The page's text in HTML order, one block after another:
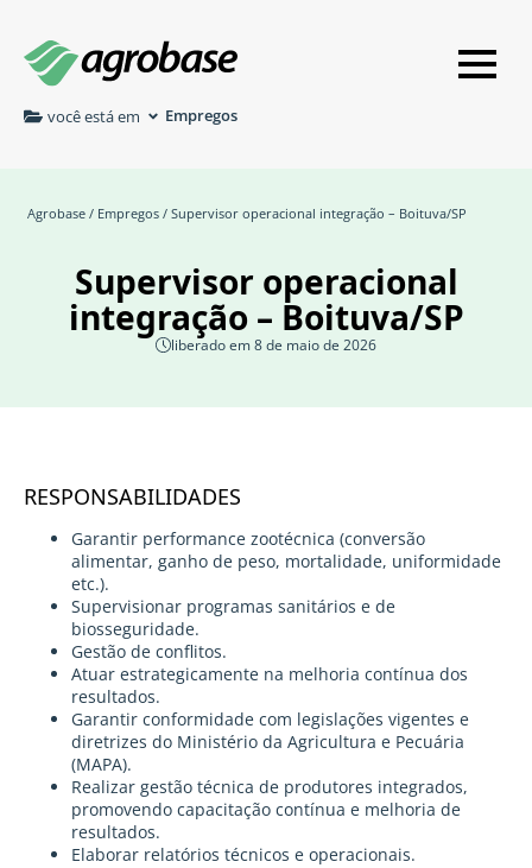
você está em Empregos
Agrobase / Empregos / Supervisor operacional integração – Boituva/SP
Supervisor operacional
integração – Boituva/SP
liberado em 8 de maio de 2026
RESPONSABILIDADES
Garantir performance zootécnica (conversão
alimentar, ganho de peso, mortalidade, uniformidade
etc.).
Supervisionar programas sanitários e de
biosseguridade.
Gestão de conflitos.
Atuar estrategicamente na melhoria contínua dos
resultados.
Garantir conformidade com legislações vigentes e
diretrizes do Ministério da Agricultura e Pecuária
(MAPA).
Realizar gestão técnica de produtores integrados,
promovendo capacitação contínua e melhoria de
resultados.
Elaborar relatórios técnicos e operacionais.